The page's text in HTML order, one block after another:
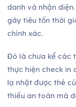
danh và nhận
gây tiêu tốn thời
chính xác.
Đó là chưa kể các
thực hiện check in
lạ nhặt được thẻ
thiếu an toàn mà